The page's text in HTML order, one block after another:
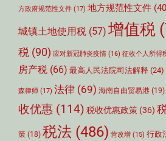
方政府规范性文件 (17) 地方规范性文件
城镇土地使用税 (57) 增值税
税 (90) 应对新冠肺炎疫情 (16) 征收个人所得
房产税 (66) 最高人民法院司法解释 (24)
森律师 (17) 法律 (69) 海南自由贸易港 (19)
收优惠 (114) 税收优惠政策 (36)
策 (18) 税法 (486) 营改增 (15) 行政